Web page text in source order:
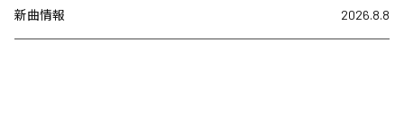
新曲情報 2026.8.8